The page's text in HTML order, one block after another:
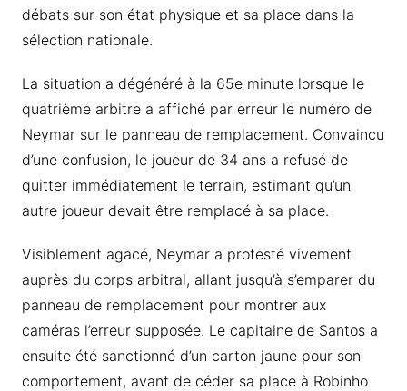
débats sur son état physique et sa place dans la
sélection nationale.
La situation a dégénéré à la 65e minute lorsque le
quatrième arbitre a affiché par erreur le numéro de
Neymar sur le panneau de remplacement. Convaincu
d’une confusion, le joueur de 34 ans a refusé de
quitter immédiatement le terrain, estimant qu’un
autre joueur devait être remplacé à sa place.
Visiblement agacé, Neymar a protesté vivement
auprès du corps arbitral, allant jusqu’à s’emparer du
panneau de remplacement pour montrer aux
caméras l’erreur supposée. Le capitaine de Santos a
ensuite été sanctionné d’un carton jaune pour son
comportement, avant de céder sa place à Robinho